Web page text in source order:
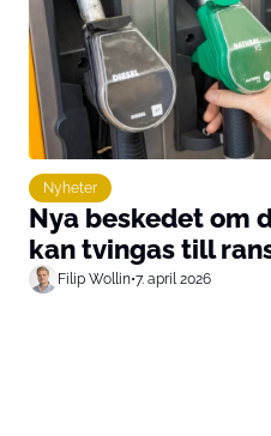
Nyheter
Nya beskedet om
kan tvingas till
Filip Wollin•7. april 2026